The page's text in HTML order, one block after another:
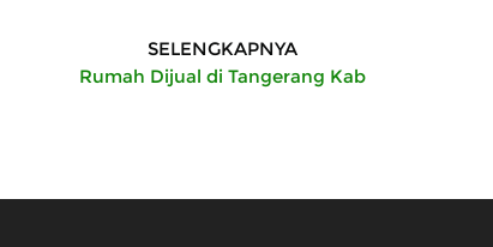
SELENGKAPNYA
Rumah Dijual di Tangerang Kab